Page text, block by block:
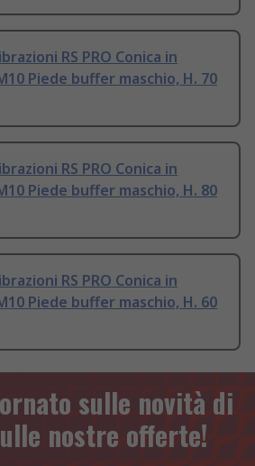
RS PRO Conica in
Piede buffer maschio, H. 70
RS PRO Conica in
Piede buffer maschio, H. 80
RS PRO Conica in
Piede buffer maschio, H. 60
sulle novità di
nostre offerte!